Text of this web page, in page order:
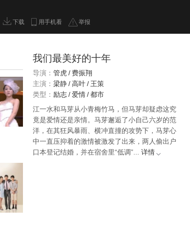
下载 用手机看 举报
我们最美好的十年
导演： 管虎/ 费振翔
主演： 梁静/高叶/ 王策
类型： 励志/ 爱情/都市
江一水和马芽从小青梅竹马，但马芽却疑虑这究
竟是爱情还是亲情。马芽邂逅了小自己六岁的范
洋，在其狂风暴雨、横冲直撞的攻势下，马芽心
中一直压抑着的激情被激发了出来，两人偷出户
口本登记结婚，并在宿舍里“低调”...
详情